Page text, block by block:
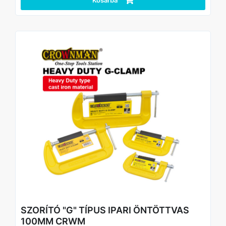
Anyaga: nylon
SZORÍTÓ "G" TÍPUS IPARI ÖNTÖTTVAS
100MM CRWM